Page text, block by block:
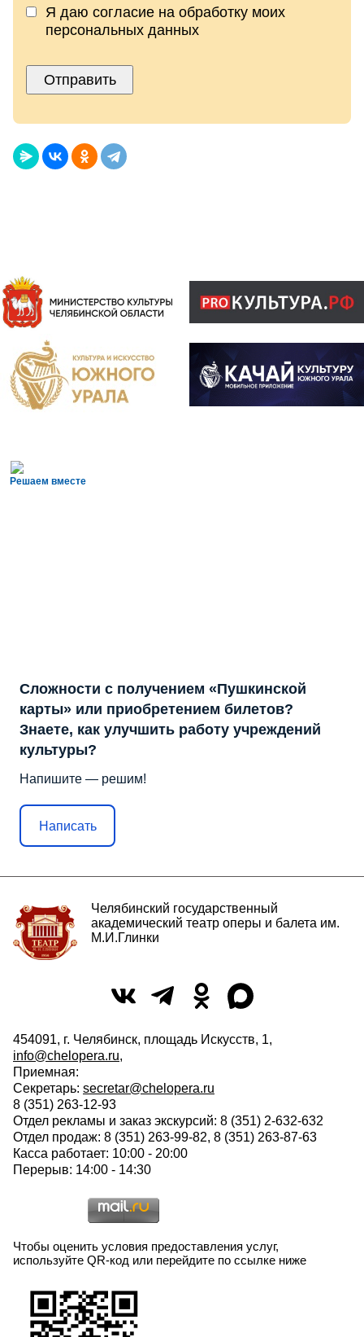
Я даю согласие на обработку моих
персональных данных
Отправить
Решаем вместе
Сложности с получением «Пушкинской
карты» или приобретением билетов?
Знаете, как улучшить работу учреждений
культуры?
Напишите — решим!
Написать
Челябинский государственный
академический театр оперы и балета им.
М.И.Глинки
454091, г. Челябинск, площадь Искусств, 1,
info@chelopera.ru,
Приемная:
Секретарь: secretar@chelopera.ru
8 (351) 263-12-93
Отдел рекламы и заказ экскурсий: 8 (351) 2-632-632
Отдел продаж: 8 (351) 263-99-82, 8 (351) 263-87-63
Касса работает: 10:00 - 20:00
Перерыв: 14:00 - 14:30
Чтобы оценить условия предоставления услуг,
используйте QR-код или перейдите по ссылке ниже